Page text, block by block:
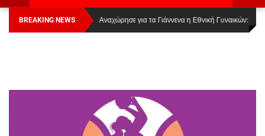
BREAKING NEWS
Οι Πάνθηρες Καβάλας στην Women Basketball
League 1
Αναχώρησε για τα Γιάννενα η Εθνική Γυναικών: